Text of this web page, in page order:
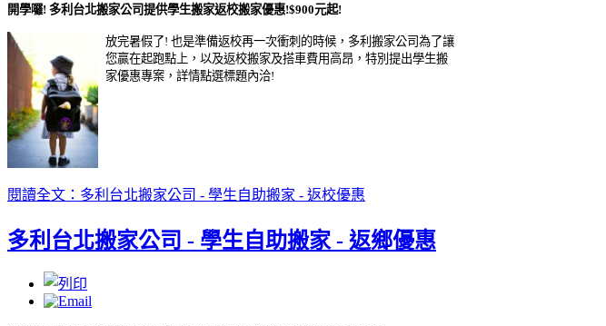
開學囉! 多利 台北搬家公司提供學生搬家返校搬家優惠!$900元起!
放完暑假了! 也是準備返校再一次衝刺的時候，多利搬家公司為了讓
您贏在起跑點上，以及返校搬家及搭車費用高昂，特別提出學生搬
家優惠專案，詳情點選標題內洽!
閱讀全文：多利台北搬家公司 - 學生自助搬家 - 返校優惠
多利台北搬家公司 - 學生自助搬家 - 返鄉優惠